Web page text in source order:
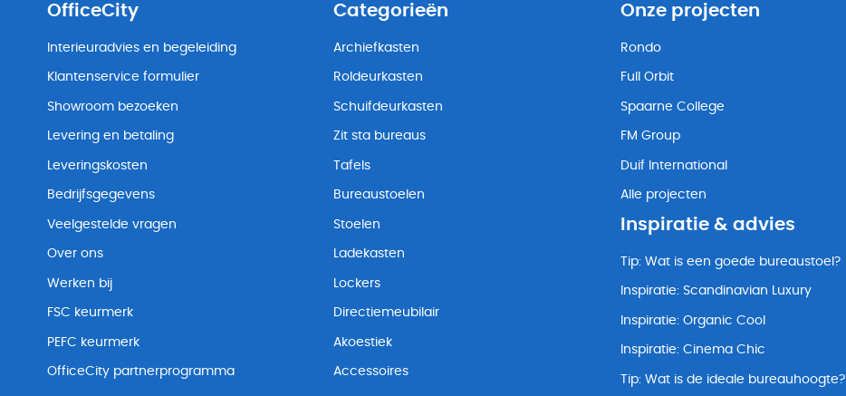
OfficeCity
Interieuradvies en begeleiding
Klantenservice formulier
Showroom bezoeken
Levering en betaling
Leveringskosten
Bedrijfsgegevens
Veelgestelde vragen
Over ons
Werken bij
FSC keurmerk
PEFC keurmerk
OfficeCity partnerprogramma
Categorieën
Archiefkasten
Roldeurkasten
Schuifdeurkasten
Zit sta bureaus
Tafels
Bureaustoelen
Stoelen
Ladekasten
Lockers
Directiemeubilair
Akoestiek
Accessoires
Onze projecten
Rondo
Full Orbit
Spaarne College
FM Group
Duif International
Alle projecten
Inspiratie & advies
Tip: Wat is een goede bureaustoel?
Inspiratie: Scandinavian Luxury
Inspiratie: Organic Cool
Inspiratie: Cinema Chic
Tip: Wat is de ideale bureauhoogte?